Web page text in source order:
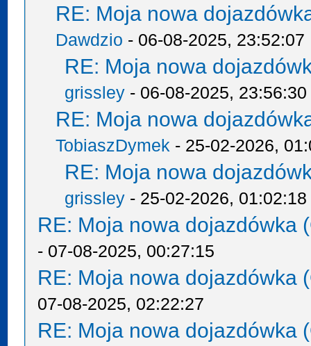
RE: Moja nowa
Dawdzio - 06-08-2025, 23:52:07
RE: Moja nowa
grissley - 06-08-2025, 23:56:30
RE: Moja nowa
TobiaszDymek - 25-02-2026,
RE: Moja nowa
grissley - 25-02-2026, 01:02:18
RE: Moja nowa dojazdówka
- 07-08-2025, 00:27:15
RE: Moja nowa dojazdówka
07-08-2025, 02:22:27
RE: Moja nowa dojazdówka